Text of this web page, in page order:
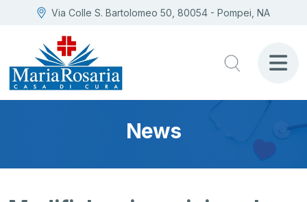
Via Colle S. Bartolomeo 50, 80054 - Pompei, NA
News